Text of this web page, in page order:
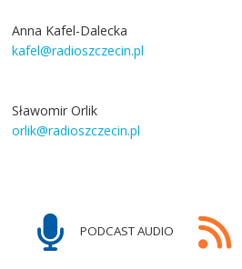
Anna Kafel-Dalecka
kafel@radioszczecin.pl
Sławomir Orlik
orlik@radioszczecin.pl
PODCAST AUDIO